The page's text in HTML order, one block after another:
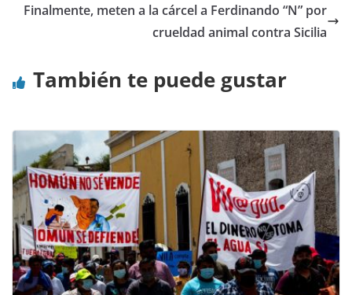
Finalmente, meten a la cárcel a Ferdinando “N” por
crueldad animal contra Sicilia
También te puede gustar